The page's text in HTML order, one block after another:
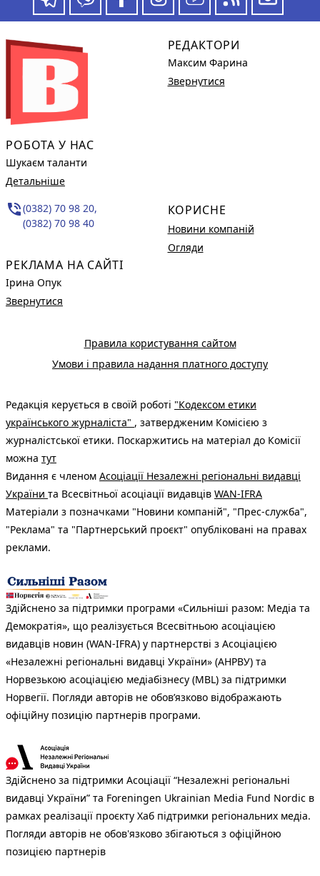
РОБОТА У НАС
Шукаєм таланти
Детальніше
phone_in_talk(0382) 70 98 20,
(0382) 70 98 40
РЕКЛАМА НА САЙТІ
Ірина Опук
Звернутися
РЕДАКТОРИ
Максим Фарина
Звернутися
КОРИСНЕ
Новини компаній
Огляди
Правила користування сайтом
Умови і правила надання платного доступу
Редакція керується в своїй роботі "Кодексом етики
українського журналіста" , затвердженим Комісією з
журналістської етики. Поскаржитись на матеріал до Комісії
можна тут
Видання є членом Асоціації Незалежні регіональні видавці
України та Всесвітньої асоціації видавців WAN-IFRA
Матеріали з позначками "Новини компаній", "Прес-служба",
"Реклама" та "Партнерський проєкт" опубліковані на правах
реклами.
Здійснено за підтримки програми «Сильніші разом: Медіа та
Демократія», що реалізується Всесвітньою асоціацією
видавців новин (WAN-IFRA) у партнерстві з Асоціацією
«Незалежні регіональні видавці України» (АНРВУ) та
Норвезькою асоціацією медіабізнесу (MBL) за підтримки
Норвегії. Погляди авторів не обов’язково відображають
офіційну позицію партнерів програми.
Здійснено за підтримки Асоціації “Незалежні регіональні
видавці України” та Foreningen Ukrainian Media Fund Nordic в
рамках реалізації проєкту Хаб підтримки регіональних медіа.
Погляди авторів не обов'язково збігаються з офіційною
позицією партнерів